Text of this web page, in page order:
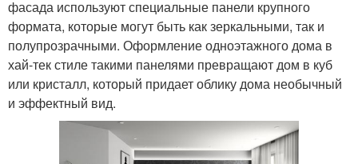
фасада используют специальные панели крупного
формата, которые могут быть как зеркальными, так и
полупрозрачными. Оформление одноэтажного дома в
хай-тек стиле такими панелями превращают дом в куб
или кристалл, который придает облику дома необычный
и эффектный вид.